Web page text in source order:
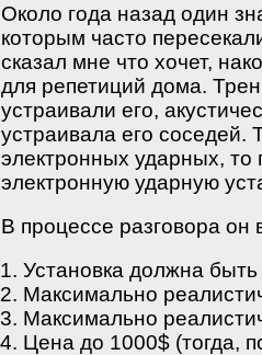
Около года назад один
которым часто
сказал мне что хочет,
для репетиций дома.
устраивали его,
устраивала его соседей.
электронных ударных, то
электронную ударную
В процессе разговора он
Установка должна
Максимально
Максимально
Цена до 1000$ (тогда,